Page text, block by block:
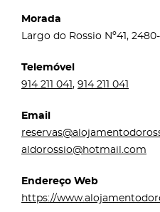
Morada
Largo do Rossio Nº41,
Telemóvel
914 211 041, 914 211 041
Email
aldorossio@hotmail.com
Endereço Web
https://